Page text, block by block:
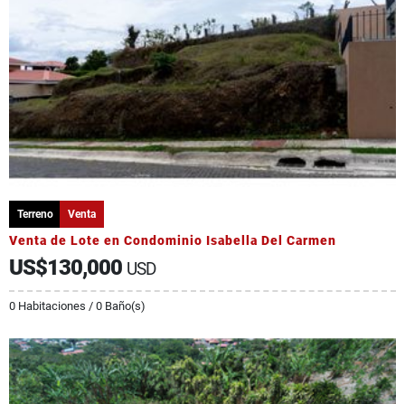
Terreno Venta
Venta de Lote en Condominio Isabella Del Carmen
US$130,000 USD
0 Habitaciones / 0 Baño(s)